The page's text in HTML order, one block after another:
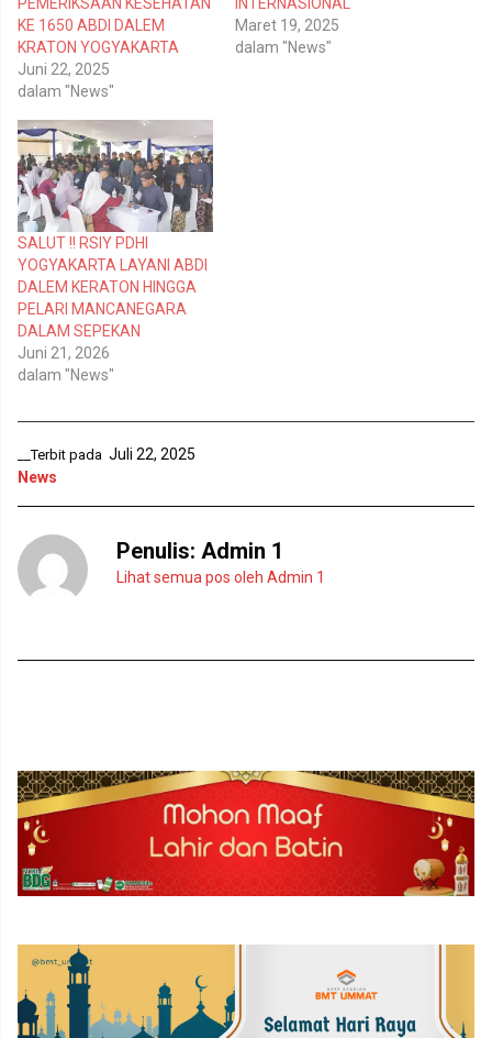
i
t
t
e
r
M
m
b
u
k
a
d
i
j
e
n
d
e
l
a
y
a
n
g
b
u
a
c
e
b
o
M
e
m
b
u
k
a
d
i
j
e
n
d
e
l
a
a
a
u
PEMERIKSAAN KESEHATAN
KE 1650 ABDI DALEM
KRATON YOGYAKARTA
Juni 22, 2025
dalam "News"
INTERNASIONAL
Maret 19, 2025
dalam "News"
SALUT !! RSIY PDHI
YOGYAKARTA LAYANI ABDI
DALEM KERATON HINGGA
PELARI MANCANEGARA
DALAM SEPEKAN
Juni 21, 2026
dalam "News"
__Terbit pada Juli 22, 2025
News
Penulis: Admin 1
Lihat semua pos oleh Admin 1